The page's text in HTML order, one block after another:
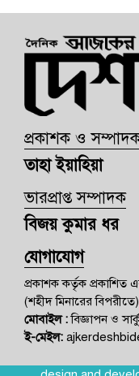
প্রকাশক ও
তাহা ইয়াহিয়া
ভারপ্রাপ্ত সম্পাদক
বিজয় কুমার ধর
যোগাযোগ
প্রকাশক কর্তৃক প্রকাশিত
(শহীদ মিনারের
মোবাইল :বিজ্ঞাপন ও
ই-মেইল: